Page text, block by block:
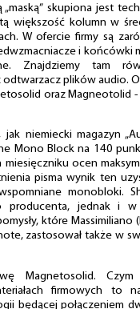
skupiona jest
większość kolumn w
W ofercie firmy są
i końcówki
Znajdziemy tam
plików audio.
oraz Magneotolid -
niemiecki magazyn
Mono Block na 140
ocen
pisma wynik ten
monobloki.
producenta, jednak i w
które Massimiliano
zastosował także w
Magnetosolid.
firmowych to
będącej połączeniem